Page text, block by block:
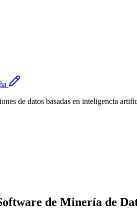
de datos basadas en inteligencia
de Minería de